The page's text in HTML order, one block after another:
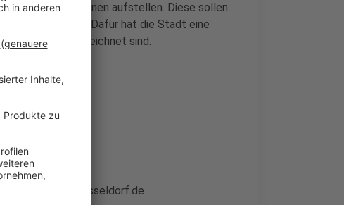
Trinkbrunnen aufstellen. Diese sollen
werden. Dafür hat die Stadt eine
eingezeichnet sind.